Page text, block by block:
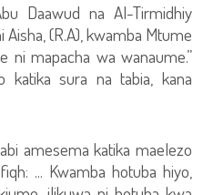
Daawud na Al-Tirmidhiy
(R.A), kwamba Mtume
ni mapacha wa wanaume.”
katika sura na tabia, kana
amesema katika maelezo
... Kwamba hotuba hiyo,